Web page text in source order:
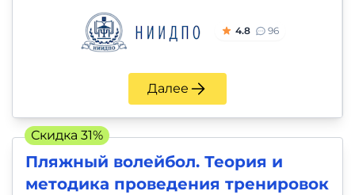
4.8 96
Далее
Пляжный волейбол. Теория и
методика проведения тренировок
Скидка 31%